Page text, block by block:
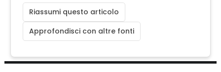
Riassumi questo articolo
Approfondisci con altre fonti